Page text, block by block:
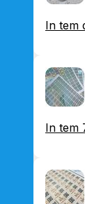
In tem
In tem